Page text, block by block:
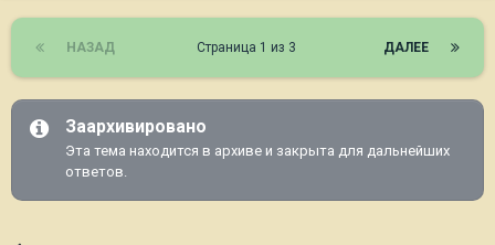
НАЗАД ДАЛЕЕ
Страница 1 из 3
Заархивировано
Эта тема находится в архиве и закрыта для дальнейших
ответов.